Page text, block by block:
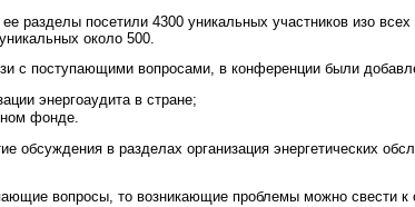
разделы посетили 4300 уникальных участников изо
около 500.
с поступающими вопросами, в конференции были
энергоаудита в стране;
фонде.
обсуждения в разделах организация энергетических
вопросы, то возникающие проблемы можно свести